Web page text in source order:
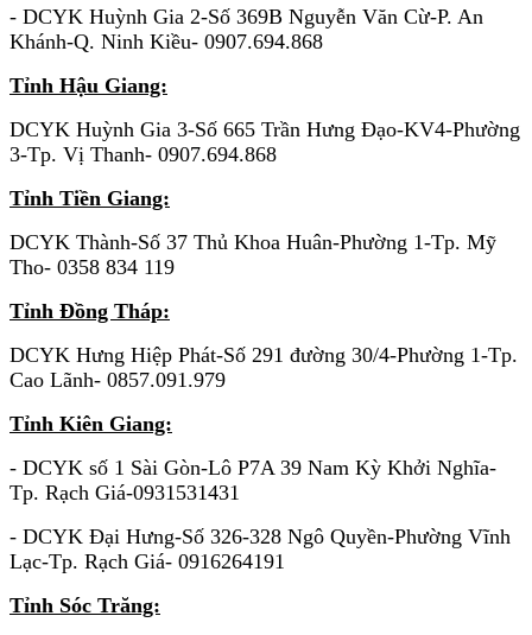
- DCYK Huỳnh Gia 2-Số 369B Nguyễn Văn Cừ-P. An
Khánh-Q. Ninh Kiều- 0907.694.868
Tỉnh Hậu Giang:
DCYK Huỳnh Gia 3-Số 665 Trần Hưng Đạo-KV4-Phường
3-Tp. Vị Thanh- 0907.694.868
Tỉnh Tiền Giang:
DCYK Thành-Số 37 Thủ Khoa Huân-Phường 1-Tp. Mỹ
Tho- 0358 834 119
Tỉnh Đồng Tháp:
DCYK Hưng Hiệp Phát-Số 291 đường 30/4-Phường 1-Tp.
Cao Lãnh- 0857.091.979
Tỉnh Kiên Giang:
- DCYK số 1 Sài Gòn-Lô P7A 39 Nam Kỳ Khởi Nghĩa-
Tp. Rạch Giá-0931531431
- DCYK Đại Hưng-Số 326-328 Ngô Quyền-Phường Vĩnh
Lạc-Tp. Rạch Giá- 0916264191
Tỉnh Sóc Trăng: